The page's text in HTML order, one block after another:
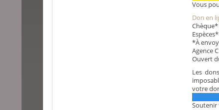
Vous
Don en
Chèque*
Espèces*
*À
Agence
Ouvert
Les
votre
Soutenir